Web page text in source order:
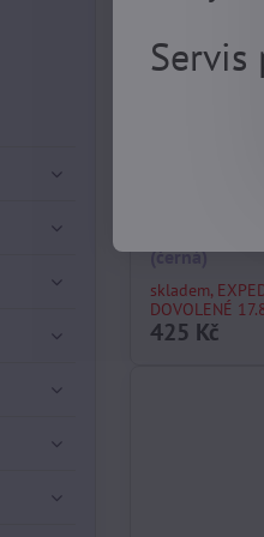
(černá)
skladem,
DOVOLENÉ
425 Kč
Servis